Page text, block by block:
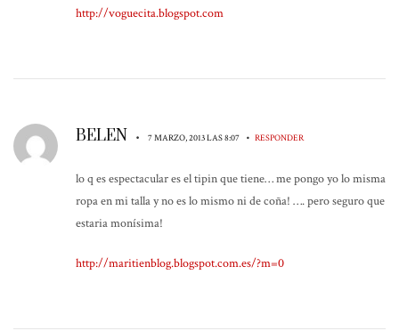
http://voguecita.blogspot.com
BELEN • 7 MARZO, 2013 LAS 8:07 • RESPONDER
lo q es espectacular es el tipin que tiene… me pongo yo lo misma
ropa en mi talla y no es lo mismo ni de coña! …. pero seguro que
estaria monísima!
http://maritienblog.blogspot.com.es/?m=0